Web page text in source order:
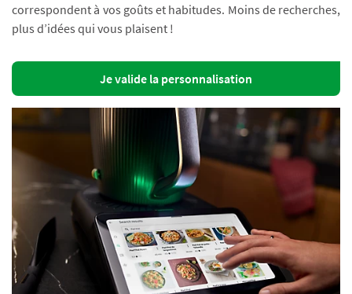
correspondent à vos goûts et habitudes. Moins de recherches,
plus d’idées qui vous plaisent !
Je valide la personnalisation